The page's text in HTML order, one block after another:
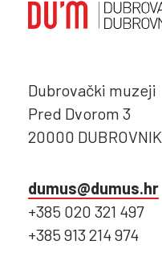
Dubrovački muzeji
Pred Dvorom 3
20000 DUBROVNIK
dumus@dumus.hr
+385 020 321 497
+385 913 214 974